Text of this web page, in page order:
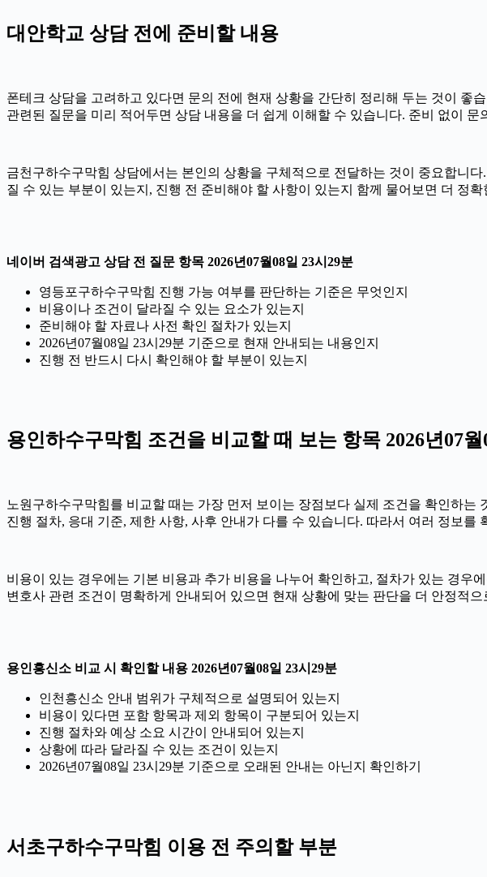
대안학교 상담 전에 준비할 내용
폰테크 상담을 고려하고 있다면 문의 전에 현재 상황을 간단히 정리해 두는 것이 좋
관련된 질문을 미리 적어두면 상담 내용을 더 쉽게 이해할 수 있습니다. 준비 없이
금천구하수구막힘 상담에서는 본인의 상황을 구체적으로 전달하는 것이 중요합니
질 수 있는 부분이 있는지, 진행 전 준비해야 할 사항이 있는지 함께 물어보면 더 정
네이버 검색광고 상담 전 질문 항목 2026년07월08일 23시29분
영등포구하수구막힘 진행 가능 여부를 판단하는 기준은 무엇인지
비용이나 조건이 달라질 수 있는 요소가 있는지
준비해야 할 자료나 사전 확인 절차가 있는지
2026년07월08일 23시29분 기준으로 현재 안내되는 내용인지
진행 전 반드시 다시 확인해야 할 부분이 있는지
용인하수구막힘 조건을 비교할 때 보는 항목 2026년07월
노원구하수구막힘를 비교할 때는 가장 먼저 보이는 장점보다 실제 조건을 확인하는
진행 절차, 응대 기준, 제한 사항, 사후 안내가 다를 수 있습니다. 따라서 여러 정보
비용이 있는 경우에는 기본 비용과 추가 비용을 나누어 확인하고, 절차가 있는 경우
변호사 관련 조건이 명확하게 안내되어 있으면 현재 상황에 맞는 판단을 더 안정적으
용인흥신소 비교 시 확인할 내용 2026년07월08일 23시29분
인천흥신소 안내 범위가 구체적으로 설명되어 있는지
비용이 있다면 포함 항목과 제외 항목이 구분되어 있는지
진행 절차와 예상 소요 시간이 안내되어 있는지
상황에 따라 달라질 수 있는 조건이 있는지
2026년07월08일 23시29분 기준으로 오래된 안내는 아닌지 확인하기
서초구하수구막힘 이용 전 주의할 부분